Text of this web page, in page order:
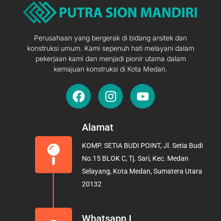
Perusahaan yang bergerak di bidang arsitek dan
konstruksi umum. Kami sepenuh hati melayani dalam
pekerjaan kami dan menjadi pionir utama dalam
kemajuan konstruksi di Kota Medan.
F
a
e
o
o
k
I
n
t
g
r
a
Y
o
b
e
Alamat
KOMP. SETIA BUDI POINT, Jl. Setia Budi
No.15 BLOK C, Tj. Sari, Kec. Medan
Selayang, Kota Medan, Sumatera Utara
20132
Whatsapp I